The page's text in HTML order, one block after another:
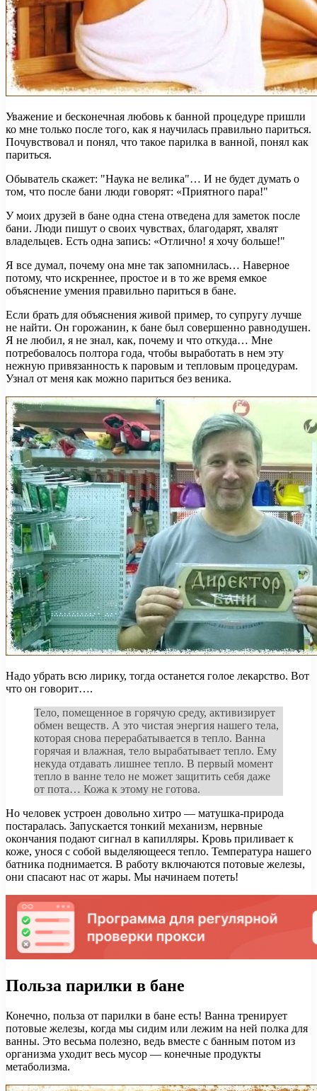
Уважение и бесконечная любовь к банной процедуре пришли
ко мне только после того, как я научилась правильно париться.
Почувствовал и понял, что такое парилка в ванной, понял как
париться.
Обыватель скажет: "Наука не велика"… И не будет думать о
том, что после бани люди говорят: «Приятного пара!"
У моих друзей в бане одна стена отведена для заметок после
бани. Люди пишут о своих чувствах, благодарят, хвалят
владельцев. Есть одна запись: «Отлично! я хочу больше!"
Я все думал, почему она мне так запомнилась… Наверное
потому, что искреннее, простое и в то же время емкое
объяснение умения правильно париться в бане.
Если брать для объяснения живой пример, то супругу лучше
не найти. Он горожанин, к бане был совершенно равнодушен.
Я не любил, я не знал, как, почему и что откуда… Мне
потребовалось полтора года, чтобы выработать в нем эту
нежную привязанность к паровым и тепловым процедурам.
Узнал от меня как можно париться без веника.
Надо убрать всю лирику, тогда останется голое лекарство. Вот
что он говорит….
Тело, помещенное в горячую среду, активизирует
обмен веществ. А это чистая энергия нашего тела,
которая снова перерабатывается в тепло. Ванна
горячая и влажная, тело вырабатывает тепло. Ему
некуда отдавать лишнее тепло. В первый момент
тепло в ванне тело не может защитить себя даже
от пота… Кожа к этому не готова.
Но человек устроен довольно хитро — матушка-природа
постаралась. Запускается тонкий механизм, нервные
окончания подают сигнал в капилляры. Кровь приливает к
коже, унося с собой выделяющееся тепло. Температура нашего
батника поднимается. В работу включаются потовые железы,
они спасают нас от жары. Мы начинаем потеть!
Польза парилки в бане
Конечно, польза от парилки в бане есть! Ванна тренирует
потовые железы, когда мы сидим или лежим на ней полка для
ванны. Это весьма полезно, ведь вместе с банным потом из
организма уходит весь мусор — конечные продукты
метаболизма.